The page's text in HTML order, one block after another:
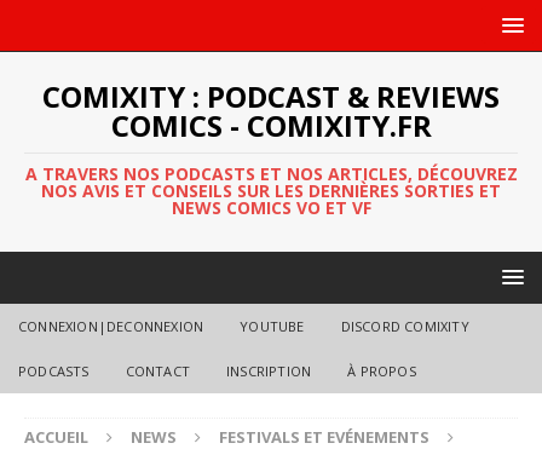
COMIXITY : PODCAST & REVIEWS
COMICS - COMIXITY.FR
A TRAVERS NOS PODCASTS ET NOS ARTICLES, DÉCOUVREZ
NOS AVIS ET CONSEILS SUR LES DERNIÈRES SORTIES ET
NEWS COMICS VO ET VF
CONNEXION|DECONNEXION YOUTUBE DISCORD COMIXITY
PODCASTS CONTACT INSCRIPTION À PROPOS
ACCUEIL NEWS
FESTIVALS ET EVÉNEMENTS